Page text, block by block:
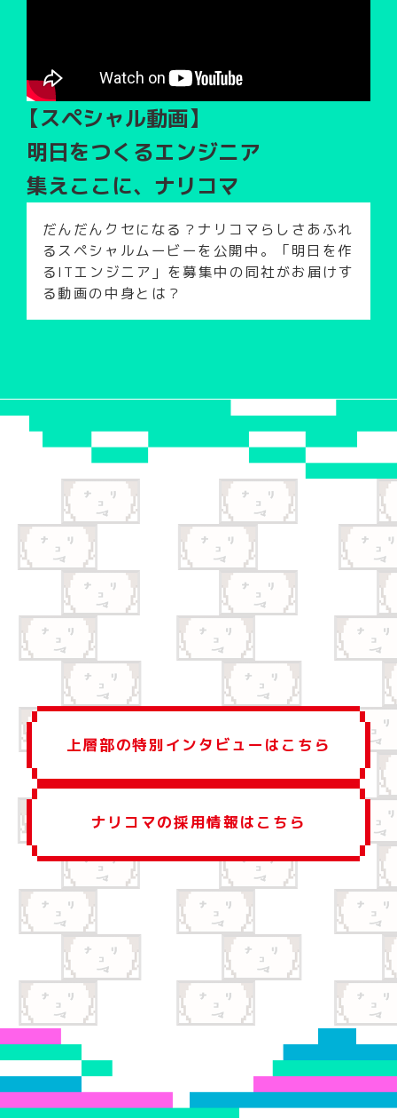
【スペシャル動画】
明日をつくるエンジニア
集えここに、ナリコマ
だんだんクセになる？ナリコマらしさあふれ
るスペシャルムービーを公開中。「明日を作
るITエンジニア」を募集中の同社がお届けす
る動画の中身とは？
上層部の特別インタビューはこちら
ナリコマの採用情報はこちら